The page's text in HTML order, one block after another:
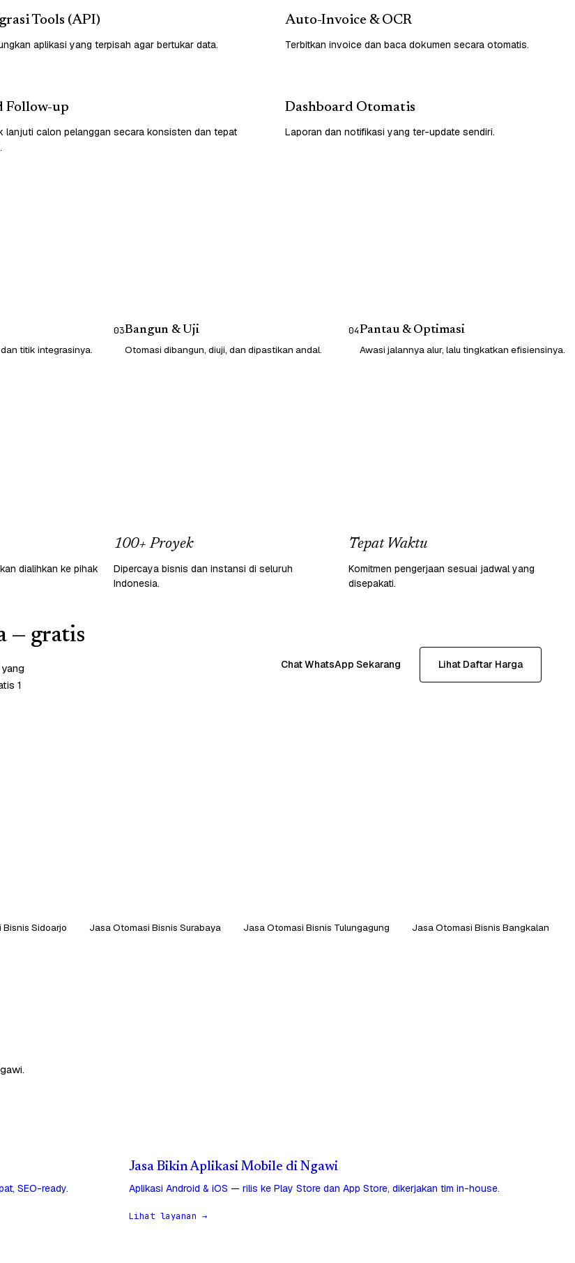
Tools (API)
aplikasi yang terpisah agar bertukar data.
Auto-Invoice & OCR
Terbitkan invoice dan baca dokumen secara otomatis.
Follow-up
lanjuti calon pelanggan secara konsisten dan tepat
Dashboard Otomatis
Laporan dan notifikasi yang ter-update sendiri.
titik integrasinya.
03Bangun & Uji
Otomasi dibangun, diuji, dan dipastikan andal.
04Pantau & Optimasi
Awasi jalannya alur, lalu tingkatkan efisiensinya.
dialihkan ke pihak
100+ Proyek
Dipercaya bisnis dan instansi di seluruh
Indonesia.
Tepat Waktu
Komitmen pengerjaan sesuai jadwal yang
disepakati.
— gratis
1
Chat WhatsApp Sekarang Lihat Daftar Harga
Sidoarjo Jasa Otomasi Bisnis Surabaya Jasa Otomasi Bisnis Tulungagung
Jasa Otomasi Bisnis Bangkalan
SEO-ready.
Jasa Bikin Aplikasi Mobile di Ngawi
Aplikasi Android & iOS — rilis ke Play Store dan App Store, dikerjakan tim in-house.
Lihat layanan →